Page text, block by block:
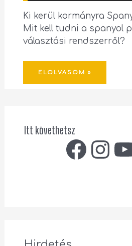
Ki kerül kormányra
Mit kell tudni a spanyol
választási rendszerről?
ELOLVASOM »
Itt követhetsz